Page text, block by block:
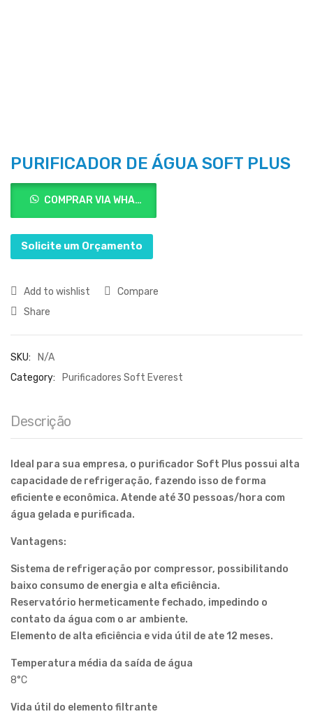
PURIFICADOR DE ÁGUA SOFT PLUS
COMPRAR VIA WHATSAPP
Solicite um Orçamento
Add to wishlist
Compare
Share
SKU:
N/A
Category:
Purificadores Soft Everest
Descrição
Ideal para sua empresa, o purificador Soft Plus possui alta
capacidade de refrigeração, fazendo isso de forma
eficiente e econômica. Atende até 30 pessoas/hora com
água gelada e purificada.
Vantagens:
Sistema de refrigeração por compressor, possibilitando
baixo consumo de energia e alta eficiência.
Reservatório hermeticamente fechado, impedindo o
contato da água com o ar ambiente.
Elemento de alta eficiência e vida útil de ate 12 meses.
Temperatura média da saída de água
8°C
Vida útil do elemento filtrante